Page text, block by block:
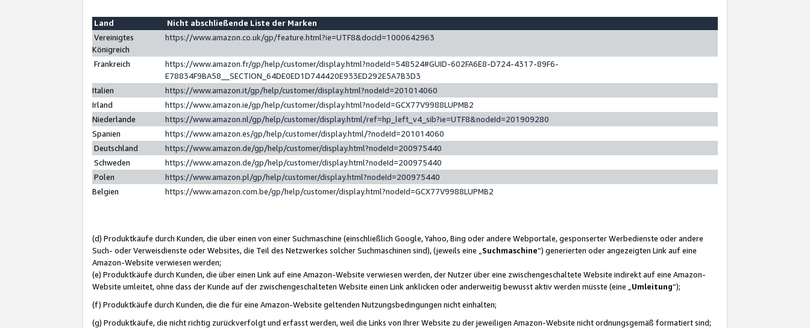
Land
Nicht abschließende Liste der Marken
Vereinigtes
Königreich
https://www.amazon.co.uk/gp/feature.html?ie=UTF8&docId=1000642963
Frankreich
https://www.amazon.fr/gp/help/customer/display.html?nodeId=548524#GUID-602FA6E8-D724-4317-89F6-
E78834F9BA58__SECTION_64DE0ED1D744420E933ED292E5A7B3D3
Italien
https://www.amazon.it/gp/help/customer/display.html?nodeId=201014060
Irland
https://www.amazon.ie/gp/help/customer/display.html?nodeId=GCX77V9988LUPMB2
Niederlande
https://www.amazon.nl/gp/help/customer/display.html/ref=hp_left_v4_sib?ie=UTF8&nodeId=201909280
Spanien
https://www.amazon.es/gp/help/customer/display.html/?nodeId=201014060
Deutschland
https://www.amazon.de/gp/help/customer/display.html?nodeId=200975440
Schweden
https://www.amazon.de/gp/help/customer/display.html?nodeId=200975440
Polen
https://www.amazon.pl/gp/help/customer/display.html?nodeId=200975440
Belgien
https://www.amazon.com.be/gp/help/customer/display.html?nodeId=GCX77V9988LUPMB2
(d) Produktkäufe durch Kunden, die über einen von einer Suchmaschine (einschließlich Google, Yahoo, Bing oder andere Webportale, gesponserter Werbedienste oder andere
Such- oder Verweisdienste oder Websites, die Teil des Netzwerkes solcher Suchmaschinen sind), (jeweils eine „ Suchmaschine“) generierten oder angezeigten Link auf eine
Amazon-Website verwiesen werden;
(e) Produktkäufe durch Kunden, die über einen Link auf eine Amazon-Website verwiesen werden, der Nutzer über eine zwischengeschaltete Website indirekt auf eine Amazon-
Website umleitet, ohne dass der Kunde auf der zwischengeschalteten Website einen Link anklicken oder anderweitig bewusst aktiv werden müsste (eine „ Umleitung“);
(f) Produktkäufe durch Kunden, die die für eine Amazon-Website geltenden Nutzungsbedingungen nicht einhalten;
(g) Produktkäufe, die nicht richtig zurückverfolgt und erfasst werden, weil die Links von Ihrer Website zu der jeweiligen Amazon-Website nicht ordnungsgemäß formatiert sind;